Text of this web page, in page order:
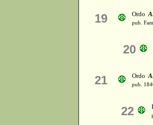
19 Ordo
pub.
20
21 Ordo
pub.
22